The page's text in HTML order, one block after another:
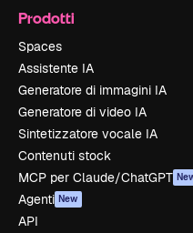
Prodotti
Spaces
Assistente IA
Generatore di immagini IA
Generatore di video IA
Sintetizzatore vocale IA
Contenuti stock
MCP per Claude/ChatGPT
Agenti New
API